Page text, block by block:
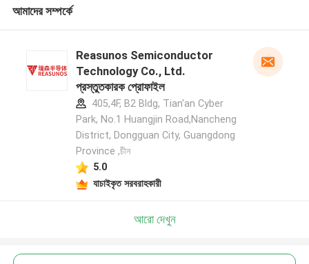
আমাদের সম্পর্কে
Reasunos Semiconductor
Technology Co., Ltd.
প্রস্তুতকারক প্রোফাইল
405,4F, B2 Bldg, Tian'an Cyber
Park, No.1 Huangjin Road,Nancheng
District, Dongguan City, Guangdong
Province ,চীন
5.0
যাচাইকৃত সরবরাহকারী
আরো দেখুন